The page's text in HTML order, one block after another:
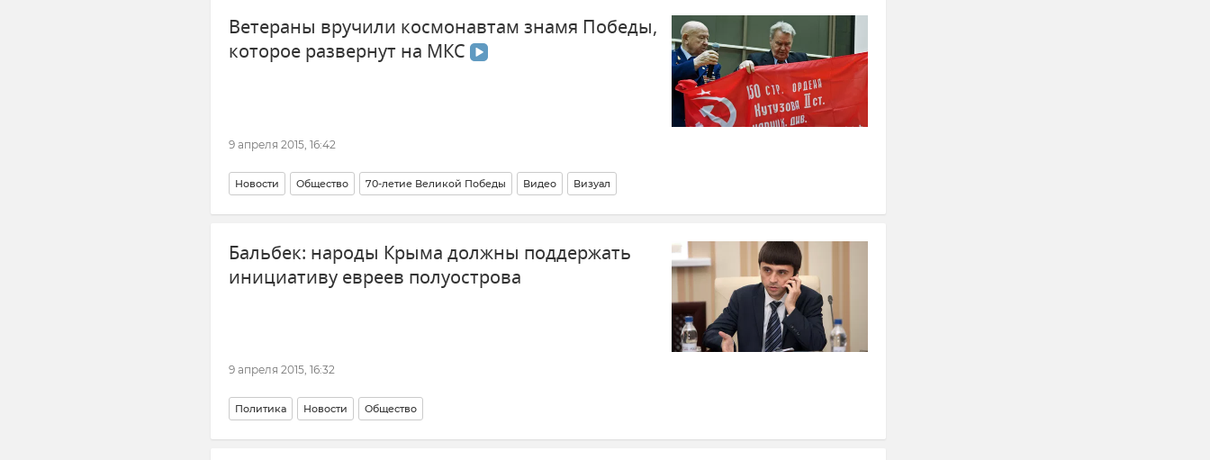
Ветераны вручили космонавтам знамя Победы,
которое развернут на МКС
9 апреля 2015, 16:42
Новости Общество 70-летие Великой Победы Видео Визуал
Бальбек: народы Крыма должны поддержать
инициативу евреев полуострова
9 апреля 2015, 16:32
Политика Новости Общество